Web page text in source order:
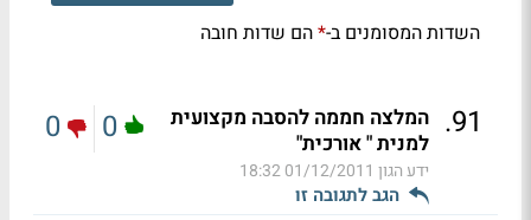
השדות המסומנים ב-*הם שדות חובה
91
. המלצה חממה להסבה מקצועית
למנית " אורכית"
ידע הגון 01/12/2011 18:32
הגב לתגובה זו
0
0